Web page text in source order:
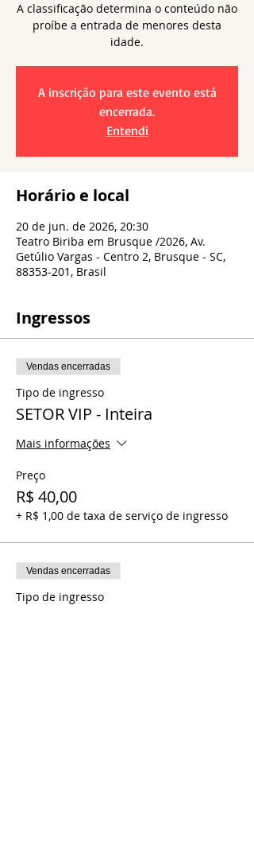
A classificação determina o conteúdo não
proíbe a entrada de menores desta
idade.
A inscrição para este evento está
encerrada.
Entendi
Horário e local
20 de jun. de 2026, 20:30
Teatro Biriba em Brusque /2026, Av.
Getúlio Vargas - Centro 2, Brusque - SC,
88353-201, Brasil
Ingressos
Vendas encerradas
Tipo de ingresso
SETOR VIP - Inteira
Mais informações
Preço
R$ 40,00
+ R$ 1,00 de taxa de serviço de ingresso
Vendas encerradas
Tipo de ingresso